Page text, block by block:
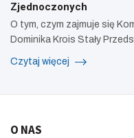
Zjednoczonych
O tym, czym zajmuje się
Dominika Krois Stały
Czytaj więcej
O NAS